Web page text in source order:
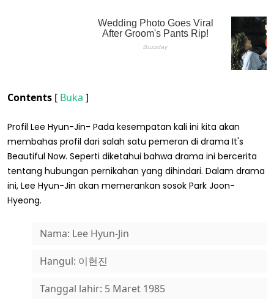
Contents [ Buka ]
Profil Lee Hyun-Jin- Pada kesempatan kali ini kita akan
membahas profil dari salah satu pemeran di drama It's
Beautiful Now. Seperti diketahui bahwa drama ini bercerita
tentang hubungan pernikahan yang dihindari. Dalam drama
ini, Lee Hyun-Jin akan memerankan sosok Park Joon-
Hyeong.
Nama: Lee Hyun-Jin
Hangul: 이현진
Tanggal lahir: 5 Maret 1985